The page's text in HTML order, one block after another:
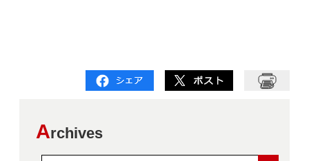
Archives